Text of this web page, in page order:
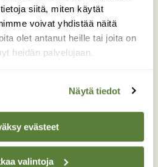
siitä, miten käytät
voivat yhdistää näitä
olet antanut heille tai joita on
heidän palvelujaan.
Näytä tiedot
evästeet
valintoja
altaassamme josta
kuivatteli itseeän
laitoimme orvokki
Siitä se lähti omille
Kurikka Mieto 6.7.14
LISTAAN